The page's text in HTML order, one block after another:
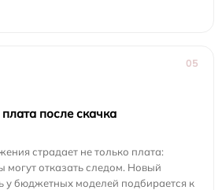
05
после скачка
страдает не только плата:
могут отказать следом. Новый
бюджетных моделей подбирается к